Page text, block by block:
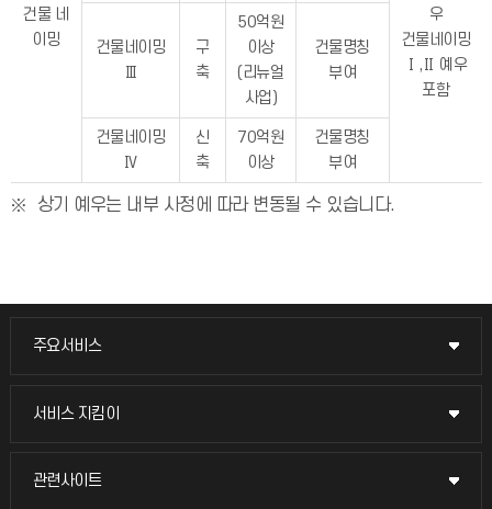
건물 네
이밍
우
건물네이밍
Ⅰ,Ⅱ 예우
포함
건물네이밍
Ⅲ
구
축
50억원
이상
(리뉴얼
사업)
건물명칭
부여
건물네이밍
Ⅳ
신
축
70억원
이상
건물명칭
부여
상기 예우는 내부 사정에 따라 변동될 수 있습니다.
주요서비스
주요서비스
교무회의방송
서비스 지킴이
서비스 지킴이
묻고 답하기
관련사이트
관련사이트